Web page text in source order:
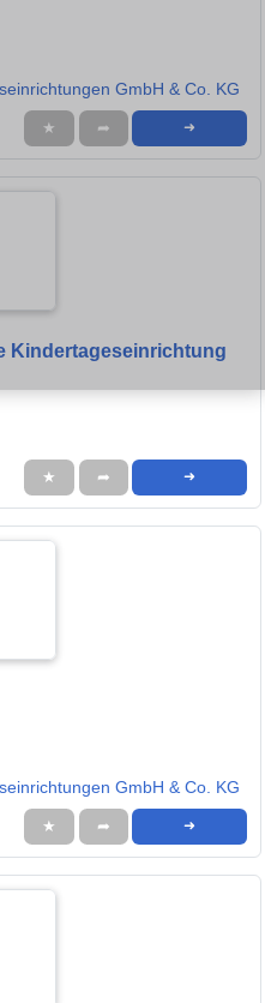
GmbH & Co. KG
★ ➦ ➜
Kindertageseinrichtung
★ ➦ ➜
GmbH & Co. KG
★ ➦ ➜